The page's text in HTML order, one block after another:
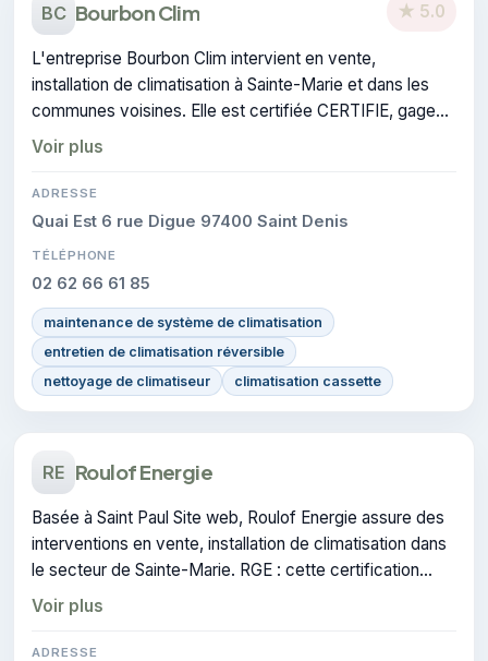
BC Bourbon Clim ★ 5.0
L'entreprise Bourbon Clim intervient en vente,
installation de climatisation à Sainte-Marie et dans les
communes voisines. Elle est certifiée CERTIFIE, gage
de conformité sur les interventions réalisées.
Voir plus
ADRESSE
Quai Est 6 rue Digue 97400 Saint Denis
TÉLÉPHONE
02 62 66 61 85
maintenance de système de climatisation
entretien de climatisation réversible
nettoyage de climatiseur
climatisation cassette
RE Roulof Energie
Basée à Saint Paul Site web, Roulof Energie assure des
interventions en vente, installation de climatisation dans
le secteur de Sainte-Marie. RGE : cette certification
atteste du savoir-faire de l'entreprise.
Voir plus
ADRESSE